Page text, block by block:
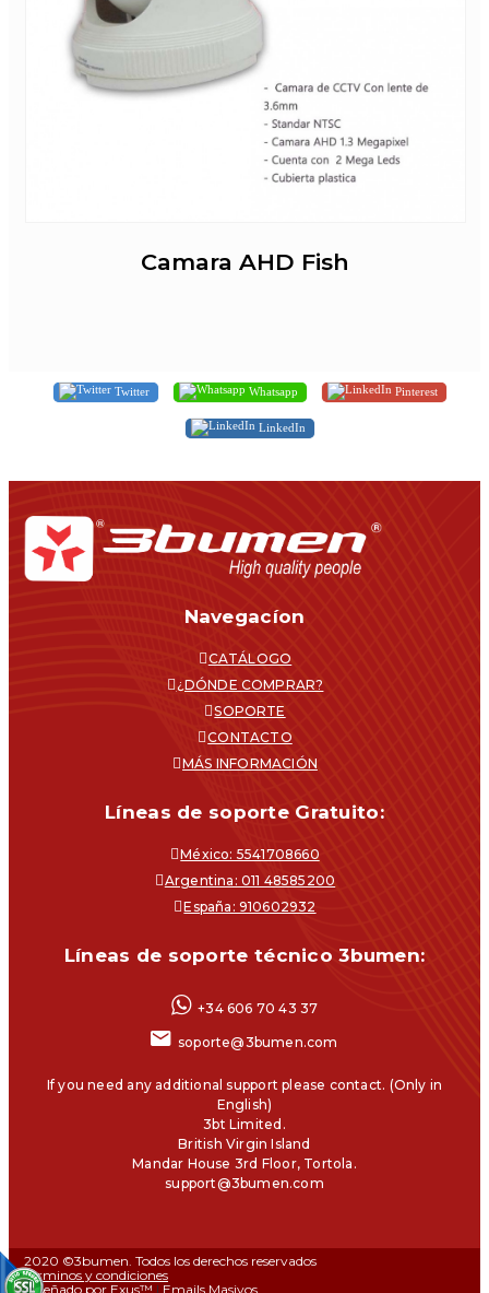
Camara AHD Fish
Twitter Whatsapp Pinterest
LinkedIn
Navegacíon
CATÁLOGO
¿DÓNDE COMPRAR?
SOPORTE
CONTACTO
MÁS INFORMACIÓN
Líneas de soporte Gratuito:
México: 5541708660
Argentina: 011 48585200
España: 910602932
Líneas de soporte técnico 3bumen:
+34 606 70 43 37
soporte@3bumen.com
If you need any additional support please contact. (Only in
English)
3bt Limited.
British Virgin Island
Mandar House 3rd Floor, Tortola.
support@3bumen.com
2020 ©3bumen. Todos los derechos reservados
Términos y condiciones
Diseñado por Exus™ | Emails Masivos